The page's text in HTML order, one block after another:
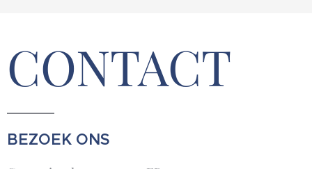
CONTACT
BEZOEK ONS